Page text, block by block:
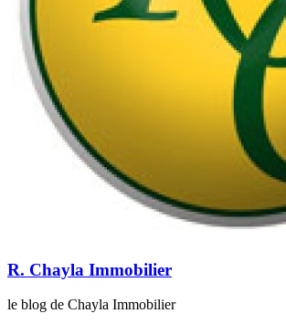
R. Chayla Immobilier
le blog de Chayla Immobilier